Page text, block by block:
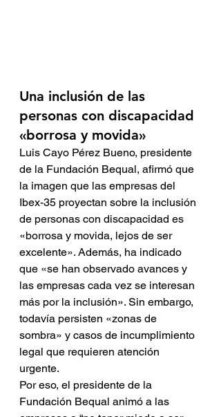
Una inclusión de las
personas con discapacidad
«borrosa y movida»
Luis Cayo Pérez Bueno, presidente
de la Fundación Bequal, afirmó que
la imagen que las empresas del
Ibex-35 proyectan sobre la inclusión
de personas con discapacidad es
«borrosa y movida, lejos de ser
excelente». Además, ha indicado
que «se han observado avances y
las empresas cada vez se interesan
más por la inclusión». Sin embargo,
todavía persisten «zonas de
sombra» y casos de incumplimiento
legal que requieren atención
urgente.
Por eso, el presidente de la
Fundación Bequal animó a las